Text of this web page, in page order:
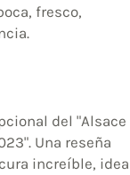
fresco,
del "Alsace
Una reseña
increíble,